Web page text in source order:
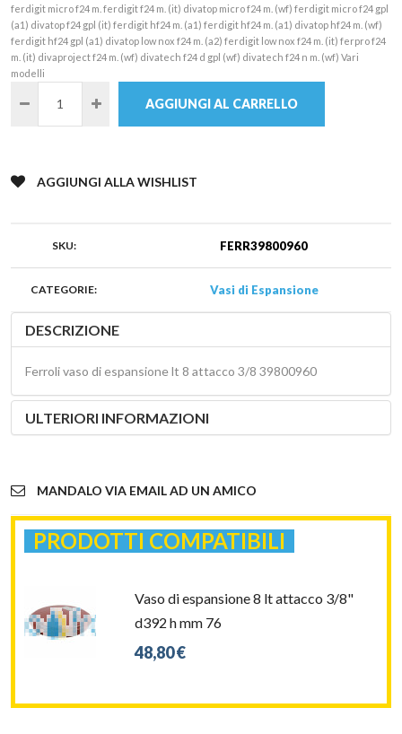
ferdigit micro f24 m. ferdigit f24 m. (it) divatop micro f24 m. (wf) ferdigit micro f24 gpl
(a1) divatop f24 gpl (it) ferdigit hf24 m. (a1) ferdigit hf24 m. (a1) divatop hf24 m. (wf)
ferdigit hf24 gpl (a1) divatop low nox f24 m. (a2) ferdigit low nox f24 m. (it) ferpro f24
m. (it) divaproject f24 m. (wf) divatech f24 d gpl (wf) divatech f24 n m. (wf) Vari
modelli
AGGIUNGI AL CARRELLO
AGGIUNGI ALLA WISHLIST
SKU: FERR39800960
CATEGORIE: Vasi di Espansione
DESCRIZIONE
Ferroli vaso di espansione lt 8 attacco 3/8 39800960
ULTERIORI INFORMAZIONI
MANDALO VIA EMAIL AD UN AMICO
PRODOTTI COMPATIBILI
Vaso di espansione 8 lt attacco 3/8"
d392 h mm 76
48,80 €